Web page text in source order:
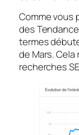
Comme vous
des
termes
de Mars.
recherches